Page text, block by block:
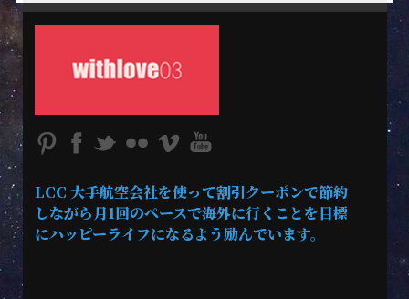
LCC 大手航空会社を使って割引クーポンで節約
しながら月1回のペースで海外に行くことを目標
にハッピーライフになるよう励んでいます。